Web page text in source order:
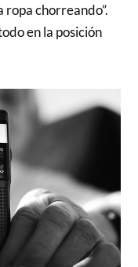
ropa chorreando”.
en la posición